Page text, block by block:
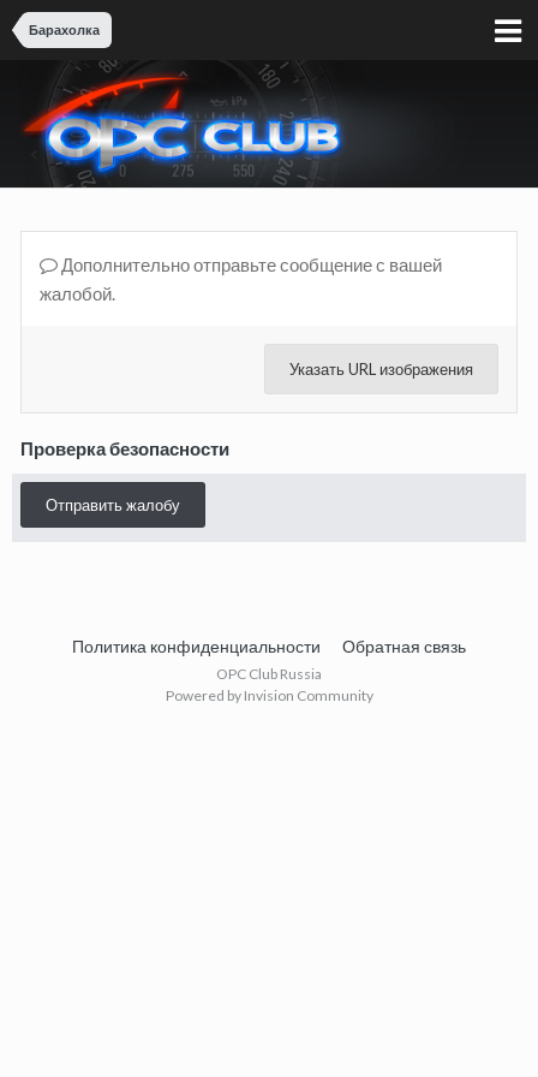
Барахолка
Дополнительно отправьте сообщение с вашей
жалобой.
Указать URL изображения
Проверка безопасности
Отправить жалобу
Политика конфиденциальности Обратная связь
OPC Club Russia
Powered by Invision Community